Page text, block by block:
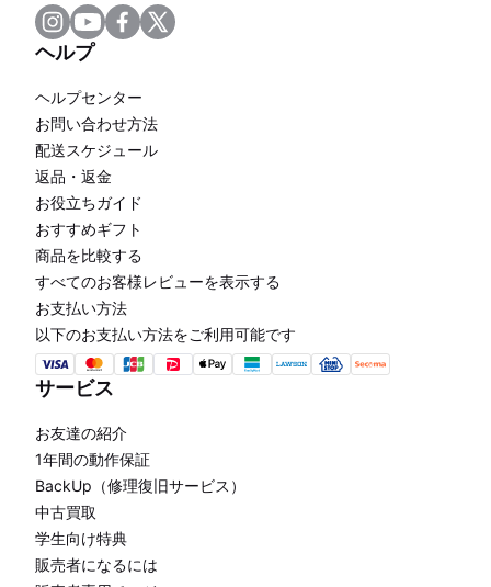
ヘルプ
ヘルプセンター
お問い合わせ方法
配送スケジュール
返品・返金
お役立ちガイド
おすすめギフト
商品を比較する
すべてのお客様レビューを表示する
お支払い方法
以下のお支払い方法をご利用可能です
サービス
お友達の紹介
1年間の動作保証
BackUp（修理復旧サービス）
中古買取
学生向け特典
販売者になるには